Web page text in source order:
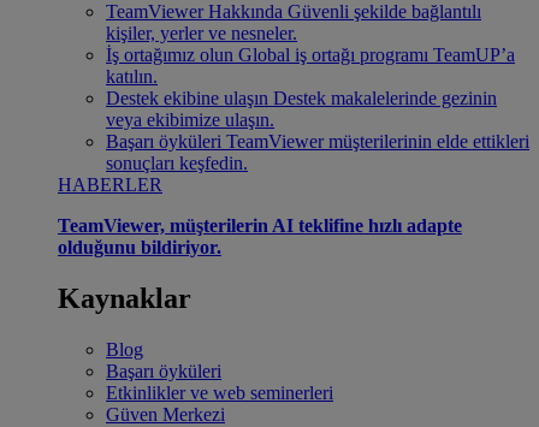
TeamViewer Hakkında Güvenli şekilde bağlantılı
kişiler, yerler ve nesneler.
İş ortağımız olun Global iş ortağı programı TeamUP’a
katılın.
Destek ekibine ulaşın Destek makalelerinde gezinin
veya ekibimize ulaşın.
Başarı öyküleri TeamViewer müşterilerinin elde ettikleri
sonuçları keşfedin.
HABERLER
TeamViewer, müşterilerin AI teklifine hızlı adapte
olduğunu bildiriyor.
Kaynaklar
Blog
Başarı öyküleri
Etkinlikler ve web seminerleri
Güven Merkezi